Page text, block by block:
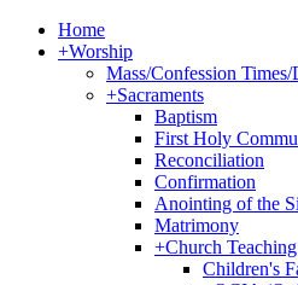
Home
+Worship
Mass/Confession
+Sacraments
Baptism
First Holy
Reconciliation
Confirmation
Anointing of the
Matrimony
+Church
Children's